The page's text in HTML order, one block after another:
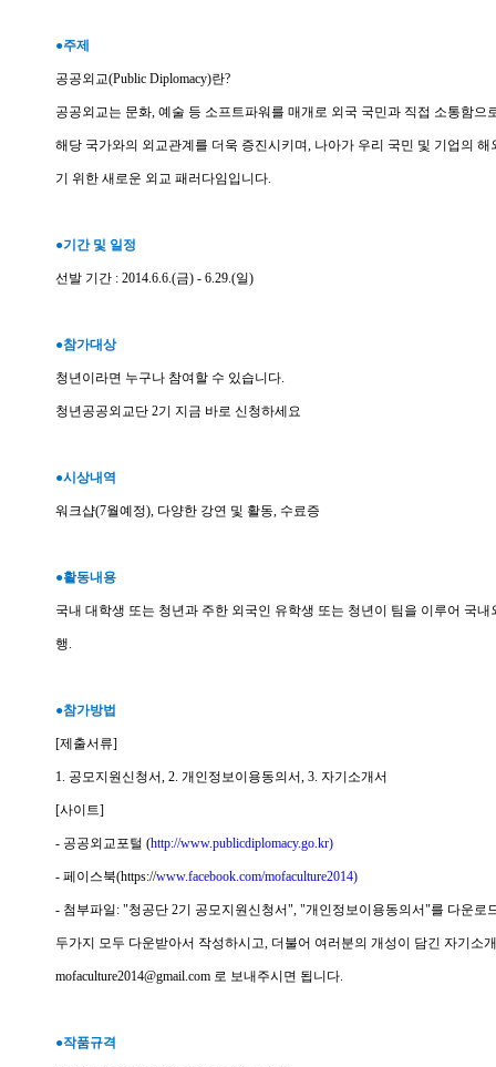
●주제
공공외교(Public Diplomacy)란?
공공외교는 문화, 예술 등 소프트파워를 매개로 외국 국민과 직접 소통함으
해당 국가와의 외교관계를 더욱 증진시키며, 나아가 우리 국민 및 기업의
기 위한 새로운 외교 패러다임입니다.
●기간 및 일정
선발 기간 : 2014.6.6.(금) - 6.29.(일)
●참가대상
청년이라면 누구나 참여할 수 있습니다.
청년공공외교단 2기 지금 바로 신청하세요
●시상내역
워크샵(7월예정), 다양한 강연 및 활동, 수료증
●활동내용
국내 대학생 또는 청년과 주한 외국인 유학생 또는 청년이 팀을 이루어 국
행.
●참가방법
[제출서류]
1. 공모지원신청서, 2. 개인정보이용동의서, 3. 자기소개서
[사이트]
- 공공외교포털 (http://www.publicdiplomacy.go.kr)
- 페이스북(https://www.facebook.com/mofaculture2014)
- 첨부파일: "청공단 2기 공모지원신청서", "개인정보이용동의서"를 다운로
두가지 모두 다운받아서 작성하시고, 더불어 여러분의 개성이 담긴 자기소
mofaculture2014@gmail.com 로 보내주시면 됩니다.
●작품규격